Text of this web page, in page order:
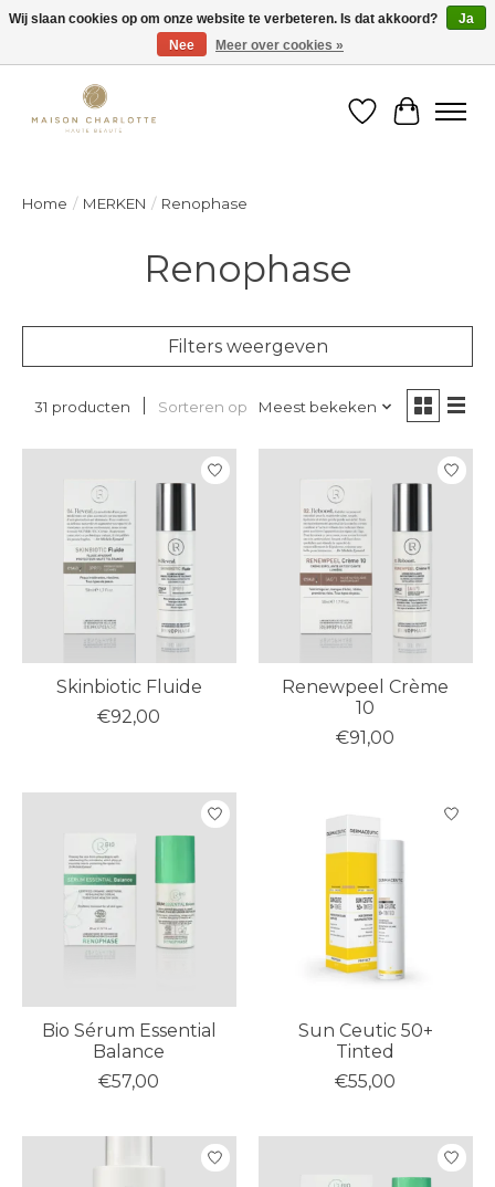
Gratis verzending binnen België vanaf €150
Verlanglijst
Home / MERKEN / Renophase
Renophase
Filters weergeven
31 producten Sorteren op Meest bekeken
Skinbiotic Fluide
€92,00
Renewpeel Crème
10
€91,00
Bio Sérum Essential
Balance
€57,00
Sun Ceutic 50+
Tinted
€55,00
Wij slaan cookies op om onze website te verbeteren. Is dat akkoord?
Ja
Nee
Meer over cookies »